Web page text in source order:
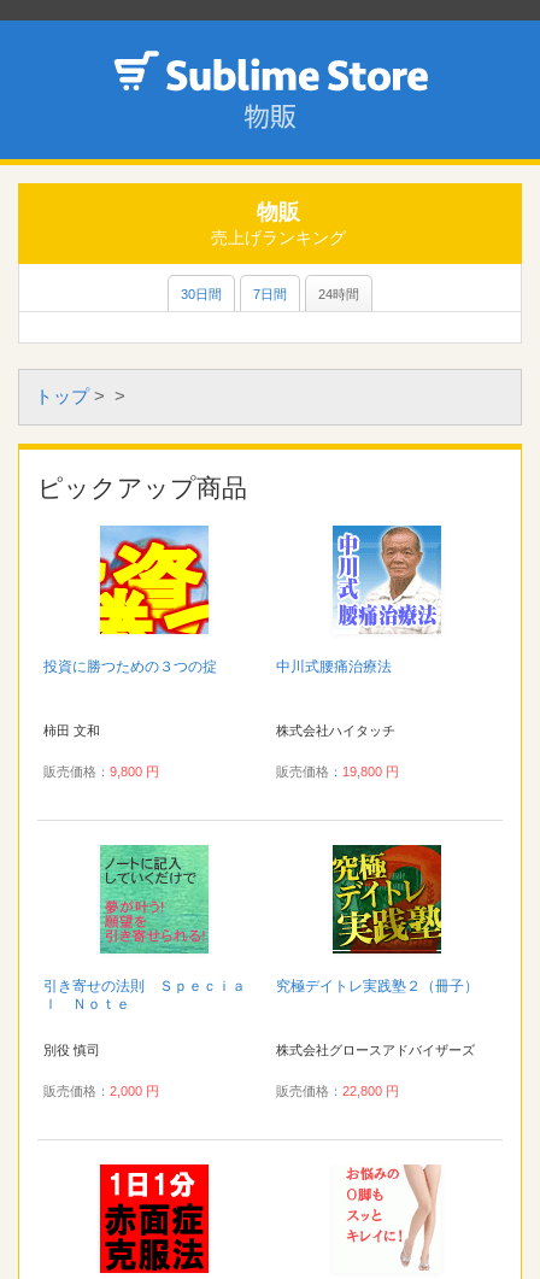
物販
売上げランキング
30日間 7日間 24時間
トップ> >
ピックアップ商品
投資に勝つための３つの掟
柿田 文和
販売価格： 9,800 円
中川式腰痛治療法
株式会社ハイタッチ
販売価格： 19,800 円
引き寄せの法則 Ｓｐｅｃｉａ
ｌ Ｎｏｔｅ
別役 慎司
販売価格： 2,000 円
究極デイトレ実践塾２（冊子）
株式会社グロースアドバイザーズ
販売価格： 22,800 円